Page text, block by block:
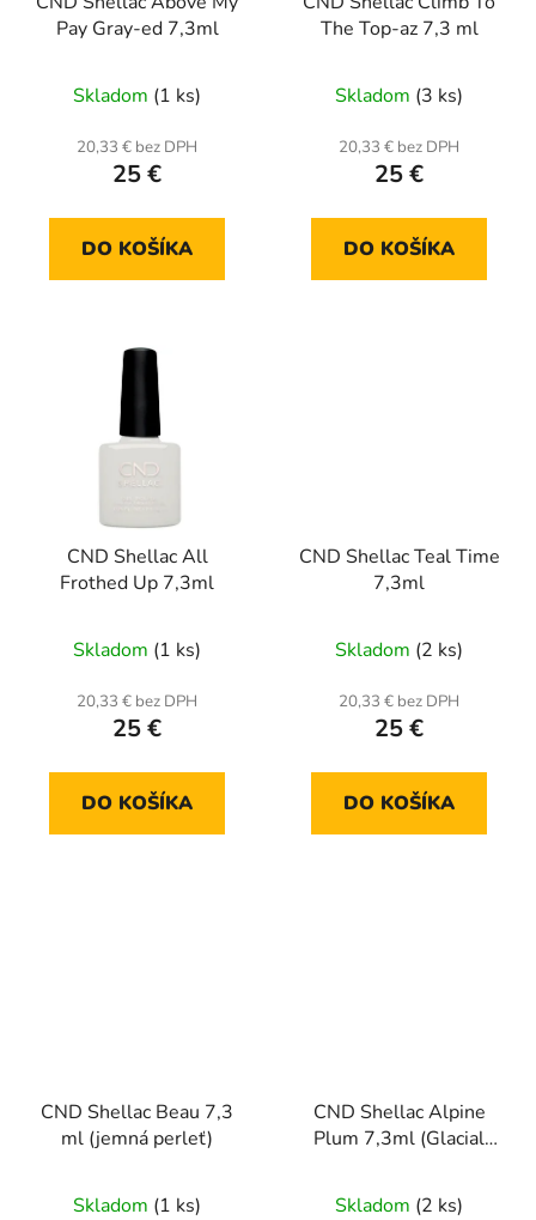
Pay Gray-ed 7,3ml
Skladom (1 ks)
20,33 € bez DPH
25 €
DO KOŠÍKA
The Top-az 7,3 ml
Skladom (3 ks)
20,33 € bez DPH
25 €
DO KOŠÍKA
CND Shellac All
Frothed Up 7,3ml
Skladom (1 ks)
20,33 € bez DPH
25 €
DO KOŠÍKA
CND Shellac Teal Time
7,3ml
Skladom (2 ks)
20,33 € bez DPH
25 €
DO KOŠÍKA
CND Shellac Beau 7,3
ml (jemná perleť)
Skladom (1 ks)
CND Shellac Alpine
Plum 7,3ml (Glacial
Skladom (2 ks)